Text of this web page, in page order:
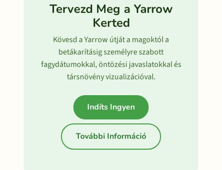
Tervezd Meg a Yarrow
Kerted
Kövesd a Yarrow útját a magoktól a
betákarításig személyre szabott
fagydátumokkal, öntözési javaslatokkal és
társnövény vizualizációval.
Indíts Ingyen
További Információ